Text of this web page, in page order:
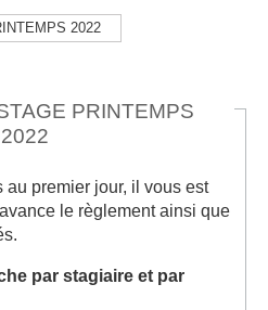
2022
PRINTEMPS
2022
premier jour, il vous est
le règlement ainsi que
par stagiaire et par